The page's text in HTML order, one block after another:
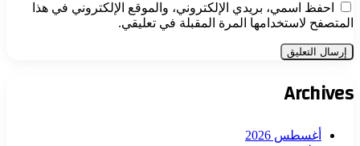
احفظ اسمي، بريدي الإلكتروني، والموقع الإلكتروني في هذا
المتصفح لاستخدامها المرة المقبلة في تعليقي.
Archives
أغسطس 2026